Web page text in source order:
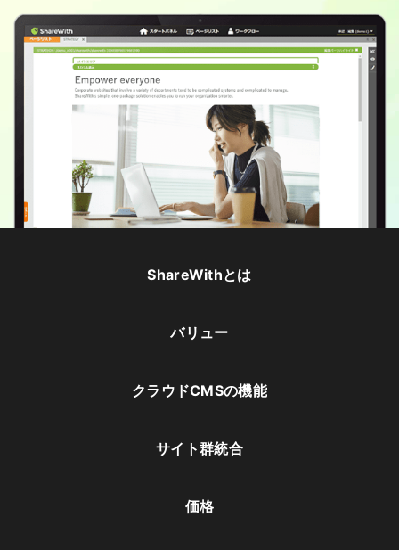
ShareWithとは
バリュー
クラウドCMSの機能
サイト群統合
価格